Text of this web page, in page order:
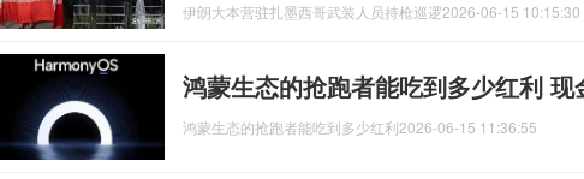
伊朗大本营驻扎墨西哥武装人员持枪巡逻2026-06-15 10:15:30
鸿蒙生态的抢跑者能吃到多少红利
鸿蒙生态的抢跑者能吃到多少红利2026-06-15 11:36:55